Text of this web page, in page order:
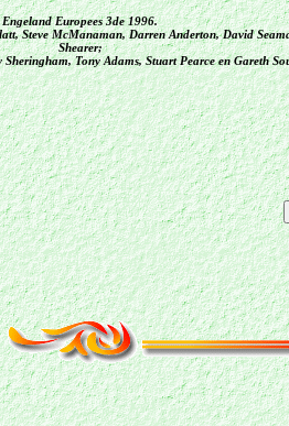
Engeland Europees 3de 1996.
Steve McManaman, Darren Anderton, David
Shearer;
Sheringham, Tony Adams, Stuart Pearce en Gareth